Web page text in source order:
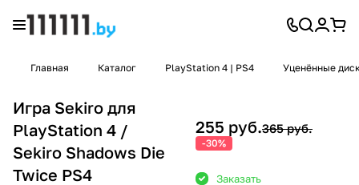
Главная Каталог PlayStation 4 | PS4 Уценённые
Игра Sekiro для
PlayStation 4 /
Sekiro Shadows Die
Twice PS4
255 руб.365 руб.
-30%
Заказать